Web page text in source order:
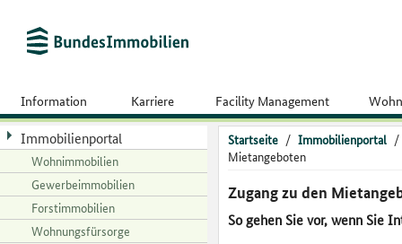
Information Karriere Facility Management
Immobilienportal
Wohnimmobilien
Gewerbeimmobilien
Forstimmobilien
Wohnungsfürsorge
Startseite / Immobilienportal /
Mietangeboten
Zugang zu den
So gehen Sie vor, wenn Sie